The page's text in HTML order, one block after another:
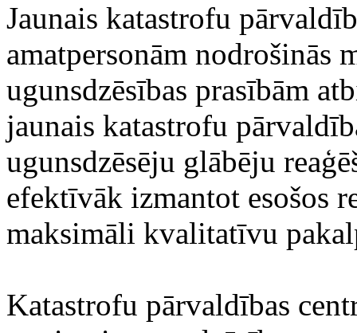
Jaunais katastrofu
amatpersonām nodrošinās
ugunsdzēsības prasībām
jaunais katastrofu
ugunsdzēsēju glābēju
efektīvāk izmantot esošos
maksimāli kvalitatīvu
Katastrofu pārvaldības